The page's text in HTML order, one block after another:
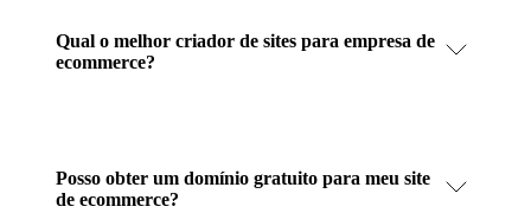
Qual o melhor criador de sites para empresa de
ecommerce?
Posso obter um domínio gratuito para meu site
de ecommerce?